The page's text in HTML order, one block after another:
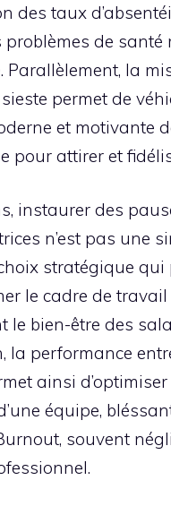
des taux
problèmes de santé
Parallèlement, la
permet de
et motivante
pour attirer et
instaurer des
n’est pas une
stratégique qui
le cadre de
le bien-être des
la performance
ainsi
équipe,
souvent